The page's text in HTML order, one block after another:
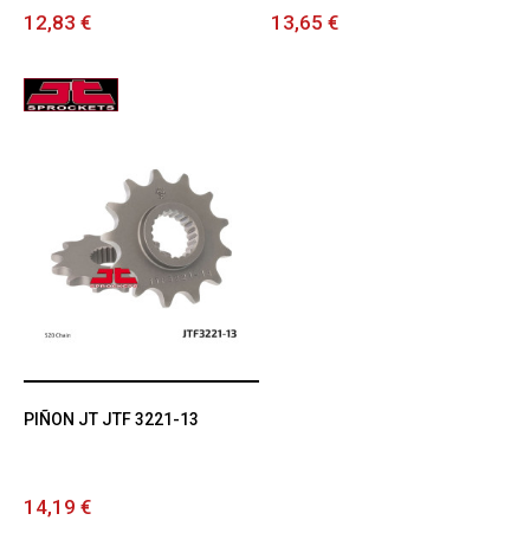
12,83 € 13,65 €
PIÑON JT JTF 3221-13
14,19 €